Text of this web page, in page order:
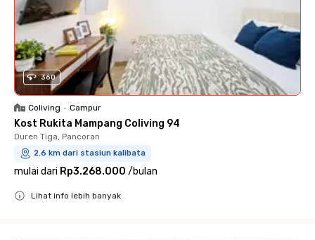
360
Coliving • Campur
Kost Rukita Mampang Coliving 94
Duren Tiga, Pancoran
2.6 km dari stasiun kalibata
mulai dari Rp3.268.000 /bulan
Lihat info lebih banyak